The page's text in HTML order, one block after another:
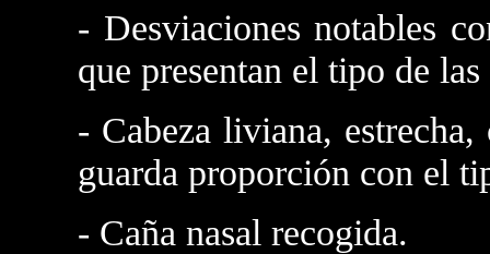
- Desviaciones notables
que presentan el tipo de
- Cabeza liviana,
guarda proporción con el
- Caña nasal recogida.